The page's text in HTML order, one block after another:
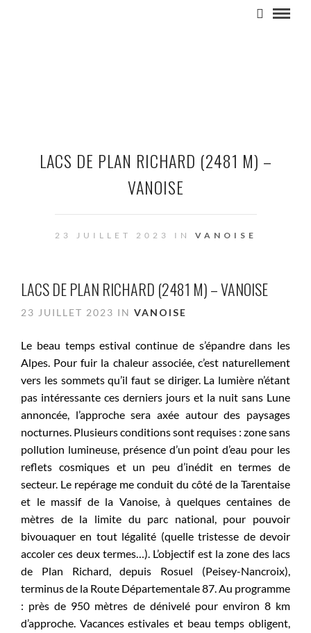
LACS DE PLAN RICHARD (2481 M) –
VANOISE
23 JUILLET 2023 IN VANOISE
LACS DE PLAN RICHARD (2481 M) – VANOISE
23 JUILLET 2023 IN VANOISE
Le beau temps estival continue de s’épandre dans les
Alpes. Pour fuir la chaleur associée, c’est naturellement
vers les sommets qu’il faut se diriger. La lumière n’étant
pas intéressante ces derniers jours et la nuit sans Lune
annoncée, l’approche sera axée autour des paysages
nocturnes. Plusieurs conditions sont requises : zone sans
pollution lumineuse, présence d’un point d’eau pour les
reflets cosmiques et un peu d’inédit en termes de
secteur. Le repérage me conduit du côté de la Tarentaise
et le massif de la Vanoise, à quelques centaines de
mètres de la limite du parc national, pour pouvoir
bivouaquer en tout légalité (quelle tristesse de devoir
accoler ces deux termes…). L’objectif est la zone des lacs
de Plan Richard, depuis Rosuel (Peisey-Nancroix),
terminus de la Route Départementale 87. Au programme
: près de 950 mètres de dénivelé pour environ 8 km
d’approche. Vacances estivales et beau temps obligent,